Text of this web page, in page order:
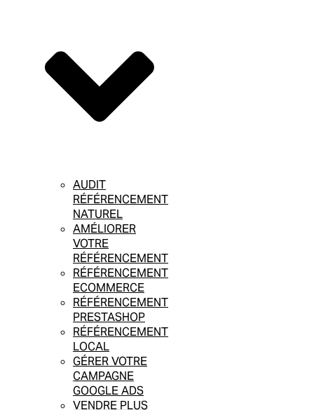
AUDIT
RÉFÉRENCEMENT
NATUREL
AMÉLIORER
VOTRE
RÉFÉRENCEMENT
RÉFÉRENCEMENT
ECOMMERCE
RÉFÉRENCEMENT
PRESTASHOP
RÉFÉRENCEMENT
LOCAL
GÉRER VOTRE
CAMPAGNE
GOOGLE ADS
VENDRE PLUS